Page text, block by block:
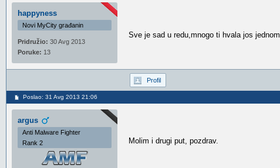
happyness
Novi MyCity građanin
Pridružio: 30 Avg 2013
Poruke: 13
Sve je sad u redu,mnogo ti hvala jos jednom
Profil
Poslao: 31 Avg 2013 21:06
argus
Anti Malware Fighter
Rank 2
Molim i drugi put, pozdrav.